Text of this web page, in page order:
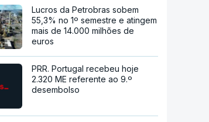
Lucros da Petrobras sobem
55,3% no 1º semestre e atingem
mais de 14.000 milhões de
euros
PRR. Portugal recebeu hoje
2.320 ME referente ao 9.º
desembolso